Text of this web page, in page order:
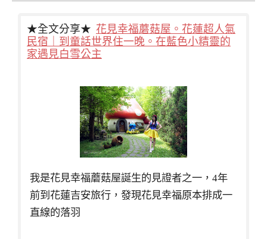
★全文分享★ 花見幸福蘑菇屋。花蓮超人氣
民宿｜到童話世界住一晚。在藍色小精靈的
家遇見白雪公主
我是花見幸福蘑菇屋誕生的見證者之一，4年
前到花蓮吉安旅行，發現花見幸福原本排成一
直線的落羽